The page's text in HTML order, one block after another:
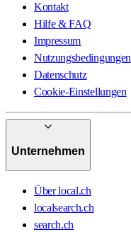
Kontakt
Hilfe & FAQ
Impressum
Nutzungsbedingungen
Datenschutz
Cookie-Einstellungen
Unternehmen
Über local.ch
localsearch.ch
search.ch